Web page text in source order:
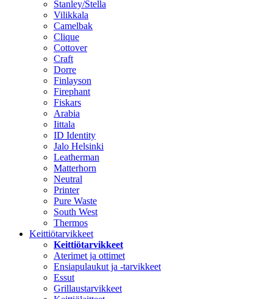
Stanley/Stella
Vilikkala
Camelbak
Clique
Cottover
Craft
Dorre
Finlayson
Firephant
Fiskars
Arabia
Iittala
ID Identity
Jalo Helsinki
Leatherman
Matterhorn
Neutral
Printer
Pure Waste
South West
Thermos
Keittiötarvikkeet
Keittiötarvikkeet
Aterimet ja ottimet
Ensiapulaukut ja -tarvikkeet
Essut
Grillaustarvikkeet